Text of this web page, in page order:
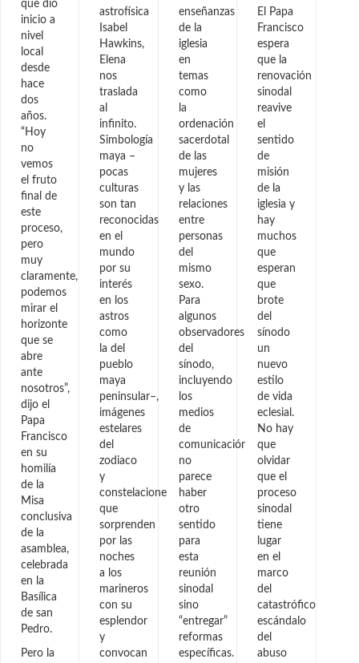
que dio
inicio a
nivel
local
desde
hace
dos
años.
“Hoy
no
vemos
el fruto
final de
este
proceso,
pero
muy
claramente,
podemos
mirar el
horizonte
que se
abre
ante
nosotros”,
dijo el
Papa
Francisco
en su
homilía
de la
Misa
conclusiva
de la
asamblea,
celebrada
en la
Basílica
de san
Pedro.
Pero la
astrofísica
Isabel
Hawkins,
Elena
nos
traslada
al
infinito.
Simbología
maya –
pocas
culturas
son tan
reconocidas
en el
mundo
por su
interés
en los
astros
como
la del
pueblo
maya
peninsular–,
imágenes
estelares
del
zodiaco
y
constelaciones
que
sorprenden
por las
noches
a los
marineros
con su
esplendor
y
convocan
enseñanzas
de la
iglesia
en
temas
como
la
ordenación
sacerdotal
de las
mujeres
y las
relaciones
entre
personas
del
mismo
sexo.
Para
algunos
observadores
del
sínodo,
incluyendo
los
medios
de
comunicación,
no
parece
haber
otro
sentido
para
esta
reunión
sinodal
sino
“entregar”
reformas
específicas.
El Papa
Francisco
espera
que la
renovación
sinodal
reavive
el
sentido
de
misión
de la
iglesia y
hay
muchos
que
esperan
que
brote
del
sínodo
un
nuevo
estilo
de vida
eclesial.
No hay
que
olvidar
que el
proceso
sinodal
tiene
lugar
en el
marco
del
catastrófico
escándalo
del
abuso